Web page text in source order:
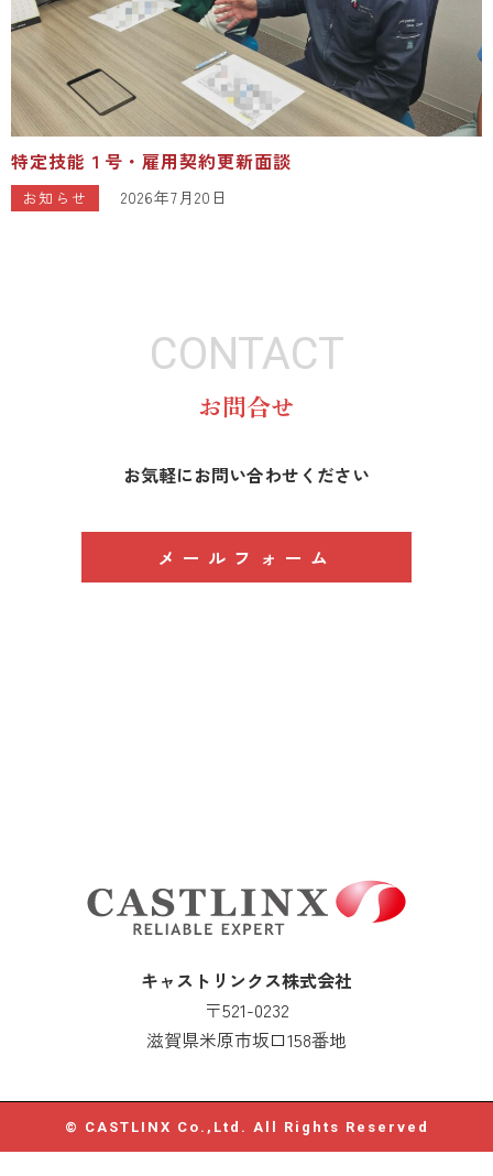
特定技能１号・雇用契約更新面談
お知らせ 2026年7月20日
CONTACT
お問合せ
お気軽にお問い合わせください
メールフォーム
キャストリンクス株式会社
〒521-0232
滋賀県米原市坂口158番地
© CASTLINX Co.,Ltd. All Rights Reserved